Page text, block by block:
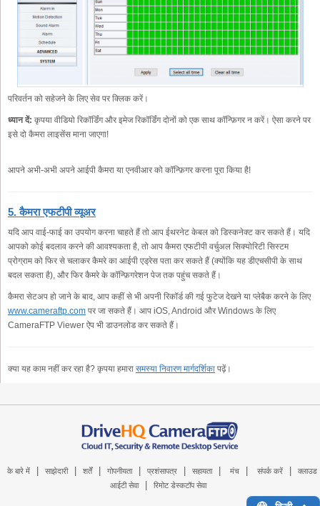
परिवर्तन को सहेजने के लिए सेव पर क्लिक करें।
ध्यान दें: कृपया वीडियो रिकॉर्डिंग और इमेज रिकॉर्डिंग दोनों को एक साथ कॉन्फ़िगर न करें। ऐसा करने पर
इसे दो कैमरा लाइसेंस माना जाएगा!
आपने अभी-अभी अपने आईपी कैमरा या एनवीआर को कॉन्फ़िगर करना पूरा किया है!
5. कैमरा एफटीपी व्यूअर
यदि आप वाई-फाई का उपयोग करना चाहते हैं तो आप ईथरनेट केबल को डिस्कनेक्ट कर सकते हैं। यदि
आपको कोई बदलाव करने की आवश्यकता है, तो आप कैमरा एफटीपी वर्चुअल सिक्योरिटी सिस्टम
प्रोग्राम को फिर से चलाकर कैमरे का आईपी एड्रेस पता कर सकते हैं (क्योंकि यह डीएचसीपी के साथ
बदल सकता है), और फिर कैमरे के कॉन्फ़िगरेशन पेज तक पहुंच सकते हैं।
कैमरा सेटअप हो जाने के बाद, आप कहीं से भी अपनी रिकॉर्ड की गई फुटेज देखने या प्लेबैक करने के लिए
www.cameraftp.com पर जा सकते हैं। आप iOS, Android और Windows के लिए
CameraFTP Viewer ऐप भी डाउनलोड कर सकते हैं।
क्या यह काम नहीं कर रहा है? कृपया हमारा समस्या निवारण मार्गदर्शिका पढ़ें।
के बारे में साझेदारी शर्तें गोपनीयता प्रशंसापत्र सहायता मंच संपर्क करें
क्लाउड
आईटी सेवा
रिमोट डेस्कटॉप सेवा